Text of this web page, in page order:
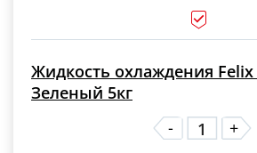
Жидкость охлаждения
Зеленый 5кг
-
+